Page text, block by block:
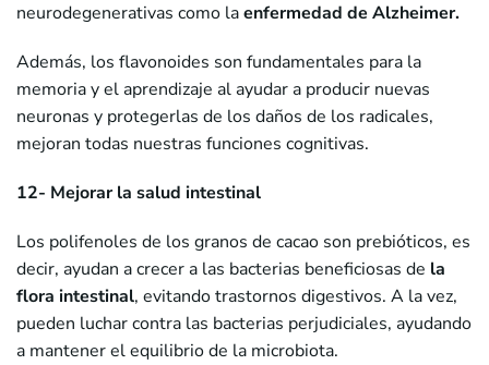
neurodegenerativas como laenfermedad de Alzheimer.
Además, los flavonoides son fundamentales para la
memoria y el aprendizaje al ayudar a producir nuevas
neuronas y protegerlas de los daños de los radicales,
mejoran todas nuestras funciones cognitivas.
12- Mejorar la salud intestinal
Los polifenoles de los granos de cacao son prebióticos, es
decir, ayudan a crecer a las bacterias beneficiosas de la
flora intestinal, evitando trastornos digestivos. A la vez,
pueden luchar contra las bacterias perjudiciales, ayudando
a mantener el equilibrio de la microbiota.